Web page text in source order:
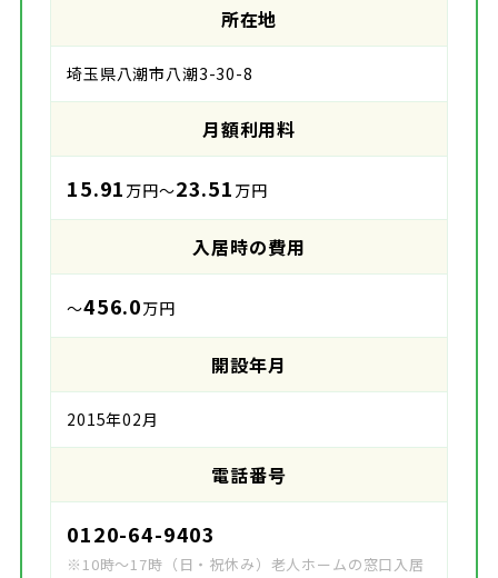
所在地
埼玉県八潮市八潮3-30-8
月額利用料
15.91 万円～23.51 万円
入居時の費用
～456.0万円
開設年月
2015年02月
電話番号
0120-64-9403
※10時～17時（日・祝休み）老人ホームの窓口入居